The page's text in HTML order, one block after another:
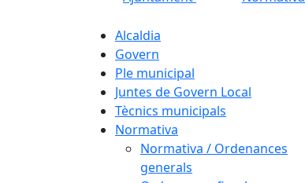
Alcaldia
Govern
Ple municipal
Juntes de Govern Local
Tècnics municipals
Normativa
Normativa / Ordenances
generals